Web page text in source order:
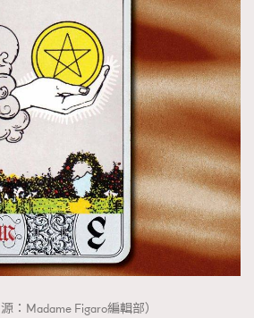
：Madame Figaro編輯部）